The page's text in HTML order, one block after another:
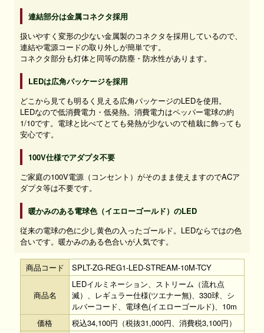
連結部分は金属コネクタ採用
扱いやすく変形の少ない金属製のコネクタを採用しているので、
連結や電源コードの取り外しが簡単です。
コネクタ部分も灯体と同等の防塵・防水性があります。
LEDは広角パッケージを採用
どこから見ても明るく見える広角パッケージのLEDを使用。
LEDなので低消費電力・低発熱。消費電力はペッパー電球の約
1/10です。電球と比べてとても発熱が少ないので植栽に飾っても
安心です。
100V仕様でアダプタ不要
ご家庭の100V電源（コンセント）がそのまま使えますのでACア
ダプタ等は不要です。
暖かみのある電球色（イエローゴールド）のLED
従来の電球の色に少し黄色の入ったゴールド。LEDならではの色
合いです。暖かみのある色合いが人気です。
商品コード SPLT-ZG-REG1-LED-STREAM-10M-TCY
商品名
LEDイルミネーション、ストリーム（流れ点
滅）、レギュラー仕様(ツエナー無)、330球、シ
ルバーコード、電球色(イエローゴールド)、10m
価格
税込34,100円（税抜31,000円、消費税3,100円）